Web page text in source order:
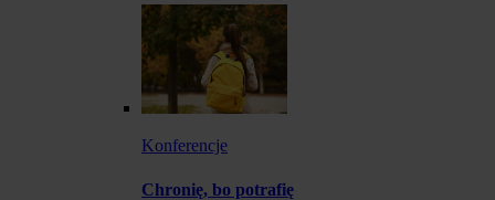
Konferencje
Chronię, bo potrafię